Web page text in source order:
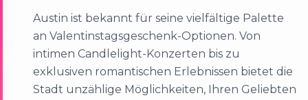
Austin ist bekannt für seine vielfältige Palette
an Valentinstagsgeschenk-Optionen. Von
intimen Candlelight-Konzerten bis zu
exklusiven romantischen Erlebnissen bietet die
Stadt unzählige Möglichkeiten, Ihren Geliebten